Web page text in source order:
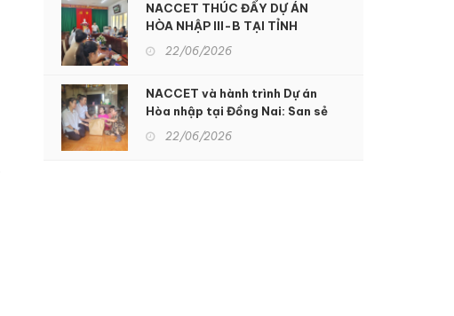
NACCET THÚC ĐẨY DỰ ÁN
HÒA NHẬP III-B TẠI TỈNH
ĐỒNG NAI: Hỗ trợ sinh kế và
nâng cao dịch vụ phục hồi chức
tật và nạn nhân chất độc da
cam
22/06/2026
NACCET và hành trình Dự án
Hòa nhập tại Đồng Nai: San sẻ
gánh nặng nhọc nhằn, xoa dịu
nỗi đau da cam
22/06/2026